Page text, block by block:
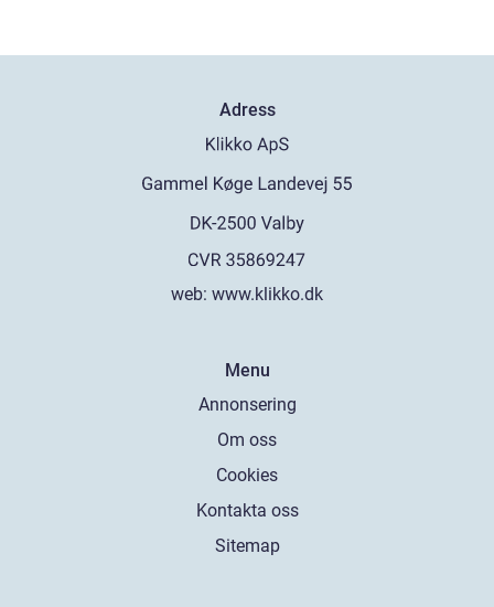
Adress
web: www.klikko.dk
Menu
Annonsering
Om oss
Cookies
Kontakta oss
Sitemap